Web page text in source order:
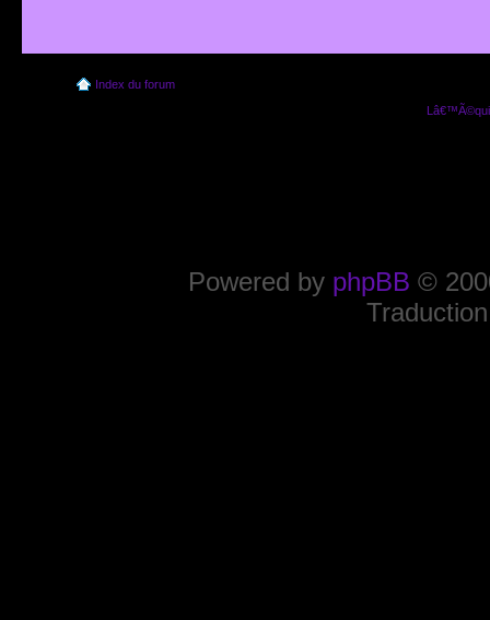
Index du forum
Powered by phpBB ©